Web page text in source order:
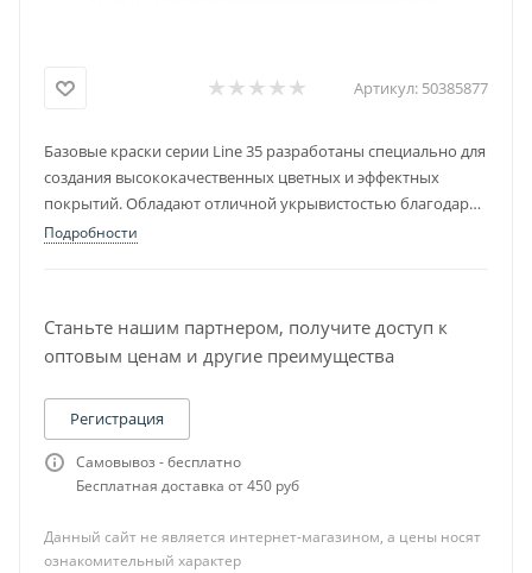
Артикул: 50385877
Базовые краски серии Line 35 разработаны специально для
создания высококачественных цветных и эффектных
покрытий. Обладают отличной укрывистостью благодаря
высокому содержанию нелетучих веществ.
Подробности
Станьте нашим партнером, получите доступ к
оптовым ценам и другие преимущества
Регистрация
Самовывоз - бесплатно
Бесплатная доставка от 450 руб
Данный сайт не является интернет-магазином, а цены носят
ознакомительный характер